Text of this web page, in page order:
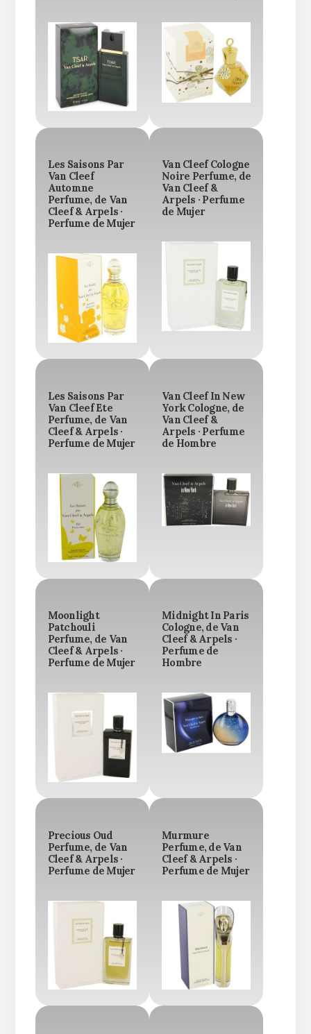
Les Saisons Par
Van Cleef
Automne
Perfume, de Van
Cleef & Arpels ·
Perfume de Mujer
Van Cleef Cologne
Noire Perfume, de
Van Cleef &
Arpels · Perfume
de Mujer
Les Saisons Par
Van Cleef Ete
Perfume, de Van
Cleef & Arpels ·
Perfume de Mujer
Van Cleef In New
York Cologne, de
Van Cleef &
Arpels · Perfume
de Hombre
Moonlight
Patchouli
Perfume, de Van
Cleef & Arpels ·
Perfume de Mujer
Midnight In Paris
Cologne, de Van
Cleef & Arpels ·
Perfume de
Hombre
Precious Oud
Perfume, de Van
Cleef & Arpels ·
Perfume de Mujer
Murmure
Perfume, de Van
Cleef & Arpels ·
Perfume de Mujer